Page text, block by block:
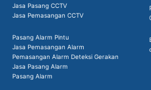
Jasa Pasang CCTV
Jasa Pemasangan CCTV
Pasang Alarm Pintu
Jasa Pemasangan Alarm
Pemasangan Alarm Deteksi Gerakan
Jasa Pasang Alarm
Pasang Alarm